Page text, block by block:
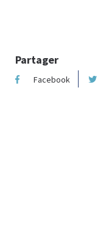
Partager
Facebook